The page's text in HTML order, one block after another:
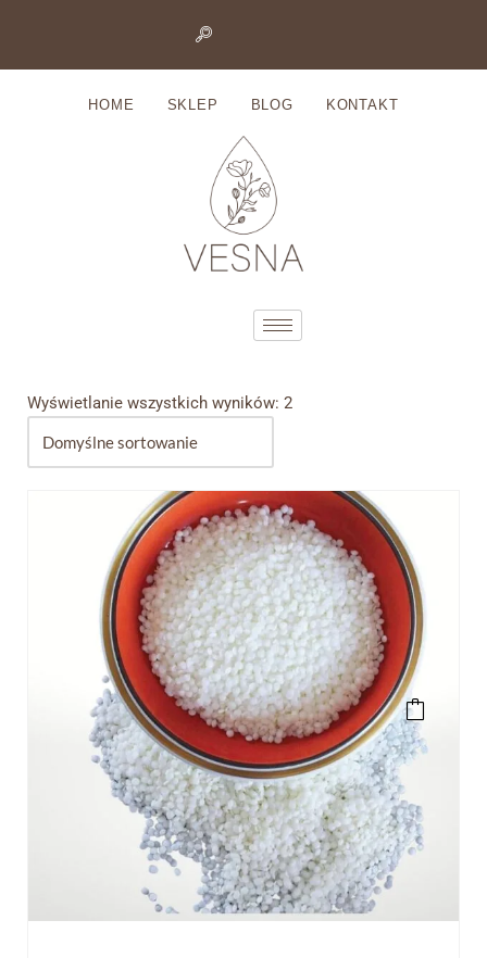
HOME SKLEP BLOG KONTAKT
Wyświetlanie wszystkich wyników: 2